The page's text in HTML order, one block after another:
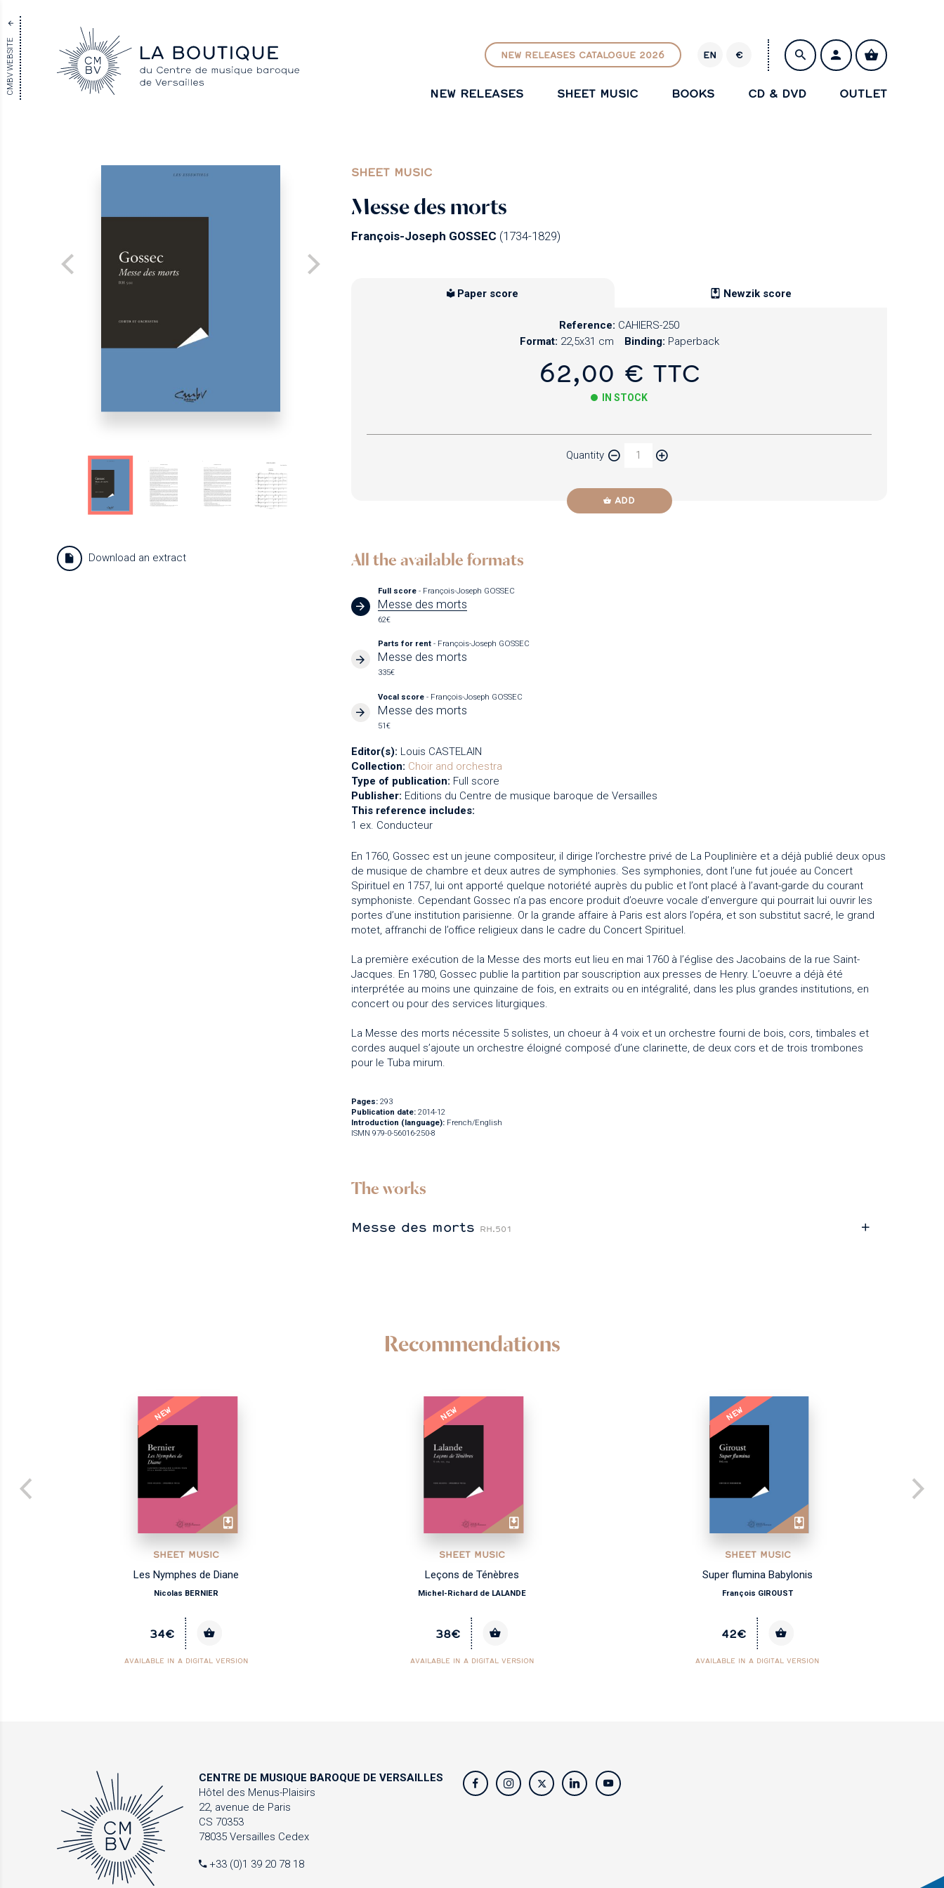
CMBV WEBSITE NEW RELEASES CATALOGUE 2026 EN
R
€
NEW RELEASES SHEET MUSIC BOOKS CD & DVD OUTLET
SHEET MUSIC
Messe des morts
François-Joseph GOSSEC (1734-1829)
Download an extract
Paper score Newzik score
Reference: CAHIERS-250
Format: 22,5x31 cm Binding: Paperback
62,00 € TTC
IN STOCK
Quantity
ADD
All the available formats
Full score- François-Joseph GOSSEC
Messe des morts
62€
Parts for rent- François-Joseph GOSSEC
Messe des morts
335€
Vocal score- François-Joseph GOSSEC
Messe des morts
51€
Editor(s): Louis CASTELAIN
Collection: Choir and orchestra
Type of publication: Full score
Publisher: Editions du Centre de musique baroque de Versailles
This reference includes:
1 ex. Conducteur
En 1760, Gossec est un jeune compositeur, il dirige l’orchestre privé de La Pouplinière et a déjà publié deux opus
de musique de chambre et deux autres de symphonies. Ses symphonies, dont l’une fut jouée au Concert
Spirituel en 1757, lui ont apporté quelque notoriété auprès du public et l’ont placé à l’avant-garde du courant
symphoniste. Cependant Gossec n’a pas encore produit d’oeuvre vocale d’envergure qui pourrait lui ouvrir les
portes d’une institution parisienne. Or la grande affaire à Paris est alors l’opéra, et son substitut sacré, le grand
motet, affranchi de l’office religieux dans le cadre du Concert Spirituel.
La première exécution de la Messe des morts eut lieu en mai 1760 à l’église des Jacobains de la rue Saint-
Jacques. En 1780, Gossec publie la partition par souscription aux presses de Henry. L’oeuvre a déjà été
interprétée au moins une quinzaine de fois, en extraits ou en intégralité, dans les plus grandes institutions, en
concert ou pour des services liturgiques.
La Messe des morts nécessite 5 solistes, un choeur à 4 voix et un orchestre fourni de bois, cors, timbales et
cordes auquel s’ajoute un orchestre éloigné composé d’une clarinette, de deux cors et de trois trombones
pour le Tuba mirum.
Pages: 293
Publication date: 2014-12
Introduction (language): French/English
ISMN 979-0-56016-250-8
The works
Messe des morts RH.501
Recommendations
NEW
SHEET MUSIC
Les Nymphes de Diane
Nicolas BERNIER
34€
AVAILABLE IN A DIGITAL VERSION
NEW
SHEET MUSIC
Leçons de Ténèbres
Michel-Richard de LALANDE
38€
AVAILABLE IN A DIGITAL VERSION
NEW
SHEET MUSIC
Super flumina Babylonis
François GIROUST
42€
AVAILABLE IN A DIGITAL VERSION
CENTRE DE MUSIQUE BAROQUE DE VERSAILLES
Hôtel des Menus-Plaisirs
22, avenue de Paris
CS 70353
78035 Versailles Cedex
+33 (0)1 39 20 78 18